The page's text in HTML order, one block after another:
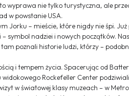
wyprawa nie tylko turystyczna, ale
w powstanie USA.
Jorku – mieście, które nigdy nie śpi.
symbol nadziei i nowych początków.
poznali historie ludzi, którzy –
i tempem życia. Spacerując od
widokowego Rockefeller Center
w światowej klasy muzeach – w